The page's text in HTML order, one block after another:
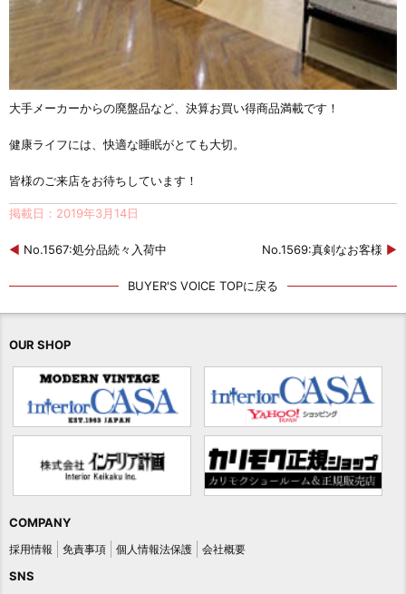
大手メーカーからの廃盤品など、決算お買い得商品満載です！
健康ライフには、快適な睡眠がとても大切。
皆様のご来店をお待ちしています！
掲載日：2019年3月14日
◀ No.1567:処分品続々入荷中 No.1569:真剣なお客様 ▶
BUYER'S VOICE TOPに戻る
OUR SHOP
COMPANY
採用情報 免責事項 個人情報法保護 会社概要
SNS